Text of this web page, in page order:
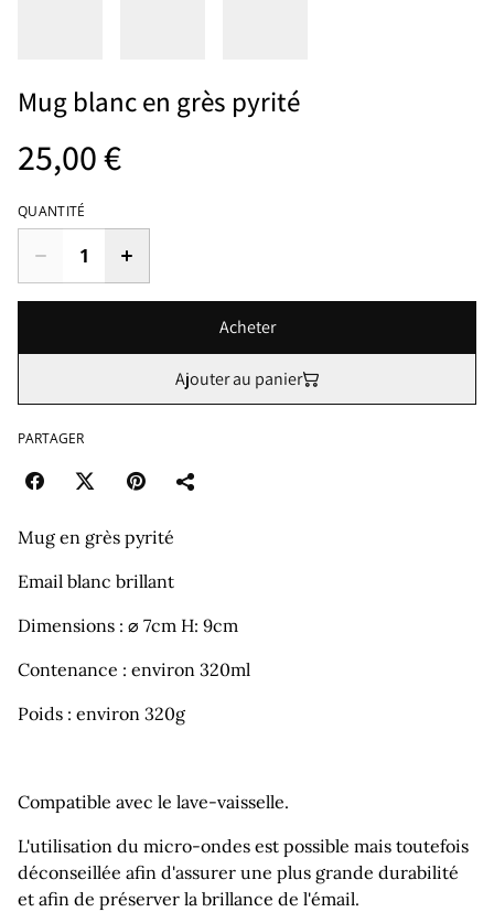
Mug blanc en grès pyrité
25,00 €
QUANTITÉ
Acheter
Ajouter au panier
PARTAGER
Mug en grès pyrité
Email blanc brillant
Dimensions : ⌀ 7cm H: 9cm
Contenance : environ 320ml
Poids : environ 320g
Compatible avec le lave-vaisselle.
L'utilisation du micro-ondes est possible mais toutefois
déconseillée afin d'assurer une plus grande durabilité
et afin de préserver la brillance de l'émail.